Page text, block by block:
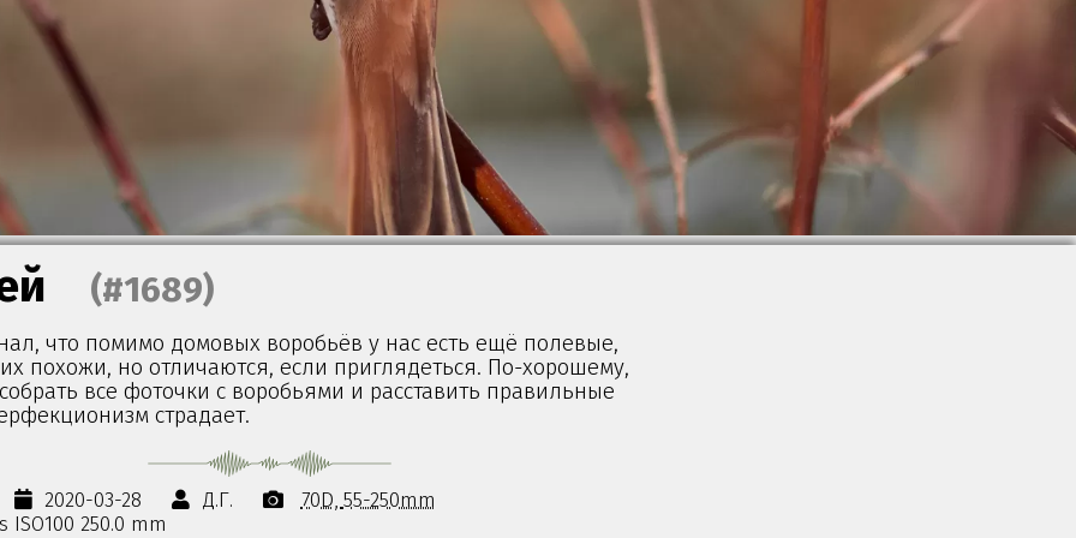
(#1689)
что помимо домовых воробьёв у нас есть ещё полевые,
похожи, но отличаются, если приглядеться. По-хорошему,
все фоточки с воробьями и расставить правильные
страдает.
2020-03-28 Д.Г. 70D 55-250mm
ISO100 250.0 mm